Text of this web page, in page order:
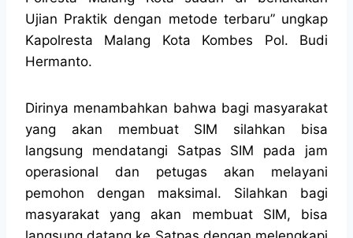
Ujian Praktik dengan metode terbaru” ungkap
Kapolresta Malang Kota Kombes Pol. Budi
Hermanto.
Dirinya menambahkan bahwa bagi masyarakat
yang akan membuat SIM silahkan bisa
langsung mendatangi Satpas SIM pada jam
operasional dan petugas akan melayani
pemohon dengan maksimal. Silahkan bagi
masyarakat yang akan membuat SIM, bisa